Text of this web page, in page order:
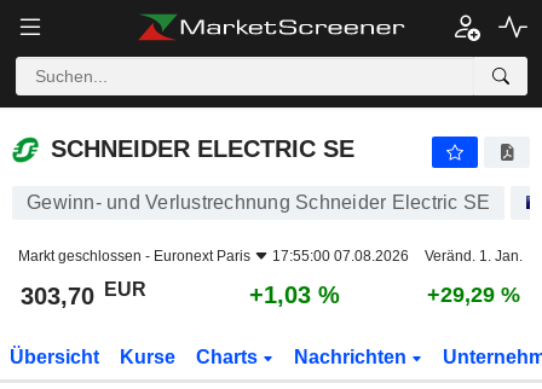
SCHNEIDER ELECTRIC SE
SCHNEIDER ELECTRIC SE
Gewinn- und Verlustrechnung Schneider Electric SE
Markt geschlossen - Euronext Paris 17:55:00 07.08.2026 Veränd. 1. Jan.
303,70 EUR +1,03 % +29,29 %
Übersicht Kurse Charts Nachrichten